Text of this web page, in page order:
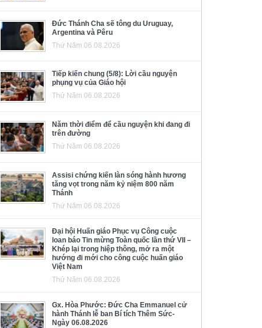
Đức Thánh Cha sẽ tông du Uruguay,
Argentina và Pêru
Thứ Năm 06.08.2026
Tiếp kiến chung (5/8): Lời cầu nguyện
phụng vụ của Giáo hội
Thứ Năm 06.08.2026
Năm thời điểm để cầu nguyện khi đang đi
trên đường
Thứ Năm 06.08.2026
Assisi chứng kiến làn sóng hành hương
tăng vọt trong năm kỷ niệm 800 năm
Thánh
Thứ Năm 06.08.2026
Đại hội Huấn giáo Phục vụ Công cuộc
loan báo Tin mừng Toàn quốc lần thứ VII –
Khép lại trong hiệp thông, mở ra một
hướng đi mới cho công cuộc huấn giáo
Việt Nam
Thứ Năm 06.08.2026
Gx. Hòa Phước: Đức Cha Emmanuel cử
hành Thánh lễ ban Bí tích Thêm Sức-
Ngày 06.08.2026